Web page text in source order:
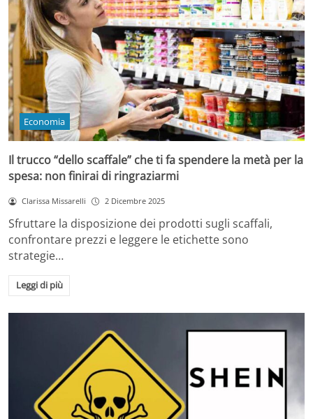
Economia
Il trucco “dello scaffale” che ti fa spendere la metà per la
spesa: non finirai di ringraziarmi
Clarissa Missarelli 2 Dicembre 2025
Sfruttare la disposizione dei prodotti sugli scaffali,
confrontare prezzi e leggere le etichette sono
strategie…
Leggi di più